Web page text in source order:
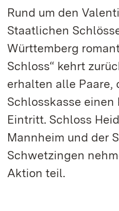
Rund um den
Staatlichen
Württemberg
Schloss“ kehrt
erhalten alle Paare,
Schlosskasse einen
Eintritt. Schloss
Mannheim und der
Schwetzingen
Aktion teil.